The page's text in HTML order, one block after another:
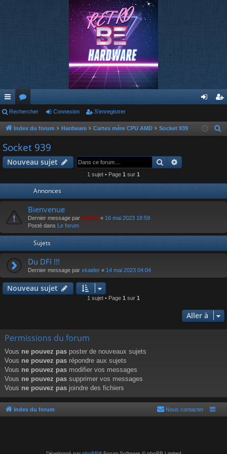
cc
ès
ra
pi
or
u
m
s
ne nr
Rechercher Connexion S’enregistrer
Index du forum Hardware Cartes mère CPU AMD Socket 939
r
Socket 939
Nouveau sujet Rechercher
1 sujet • Page 1 sur 1
Annonces
Bienvenue
Dernier message par keyser « 16 mai 2023 18:59
Posté dans Le forum
Sujets
Du DFI !!!
Dernier message par xkaider « 14 mai 2023 04:04
Nouveau sujet
1 sujet • Page 1 sur 1
Aller à
Permissions du forum
Vous ne pouvez pas poster de nouveaux sujets
Vous ne pouvez pas répondre aux sujets
Vous ne pouvez pas modifier vos messages
Vous ne pouvez pas supprimer vos messages
Vous ne pouvez pas joindre des fichiers
Index du forum Nous contacter